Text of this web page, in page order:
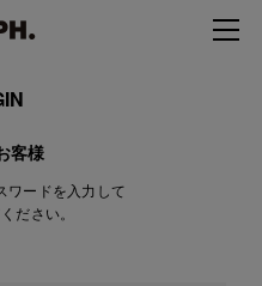
客様
ワードを入力して
ださい。